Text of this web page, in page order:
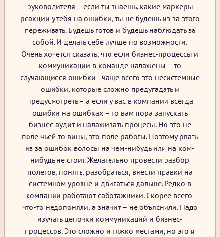
руководителя – если ты знаешь, какие маркеры
реакции у тебя на ошибки, ты не будешь из за этого
переживать. Будешь готов и будешь наблюдать за
собой. И делать себе лучше по возможности.
Очень хочется сказать, что если бизнес-процессы и
коммуникации в команде налажены – то
случающиеся ошибки - чаще всего это несистемные
ошибки, которые сложно предугадать и
предусмотреть – а если у вас в компании всегда
ошибки на ошибках – то вам пора запускать
бизнес-аудит и налаживать процесы. Но это не
поле чьей то вины, это поле работы. Поэтому рвать
из за ошибок волосы на чем-нибудь или на ком-
нибудь не стоит. Желательно провести разбор
полетов, понять, разобраться, внести правки на
системном уровне и двигаться дальше. Редко в
компании работают саботажники. Скорее всего,
что-то недопоняли, а значит – не объяснили. Надо
изучать цепочки коммуникаций и бизнес-
процессов. Это сложно и тяжко местами, но это и